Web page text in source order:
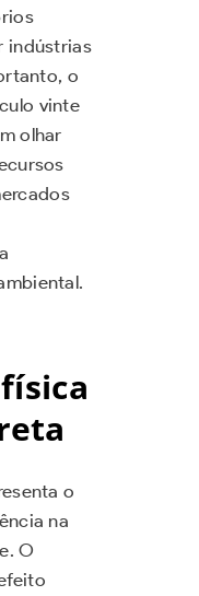
indústrias
o
vinte
olhar
o
na
O